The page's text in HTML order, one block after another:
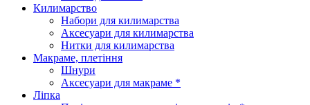
Килимарство
Набори для килимарства
Аксесуари для килимарства
Нитки для килимарства
Макраме, плетіння
Шнури
Аксесуари для макраме *
Ліпка